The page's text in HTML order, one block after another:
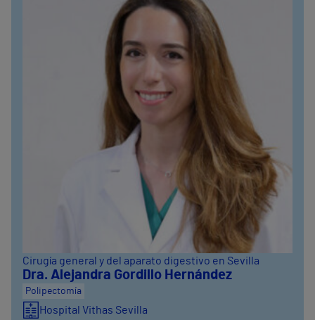
Cirugía general y del aparato digestivo en Sevilla
Dra. Alejandra Gordillo Hernández
Polipectomía
Hospital Vithas Sevilla